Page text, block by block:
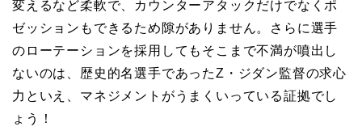
変えるなど柔軟で、カウンターアタックだけでなくポ
ゼッションもできるため隙がありません。さらに選手
のローテーションを採用してもそこまで不満が噴出し
ないのは、歴史的名選手であったZ・ジダン監督の求心
力といえ、マネジメントがうまくいっている証拠でし
ょう！